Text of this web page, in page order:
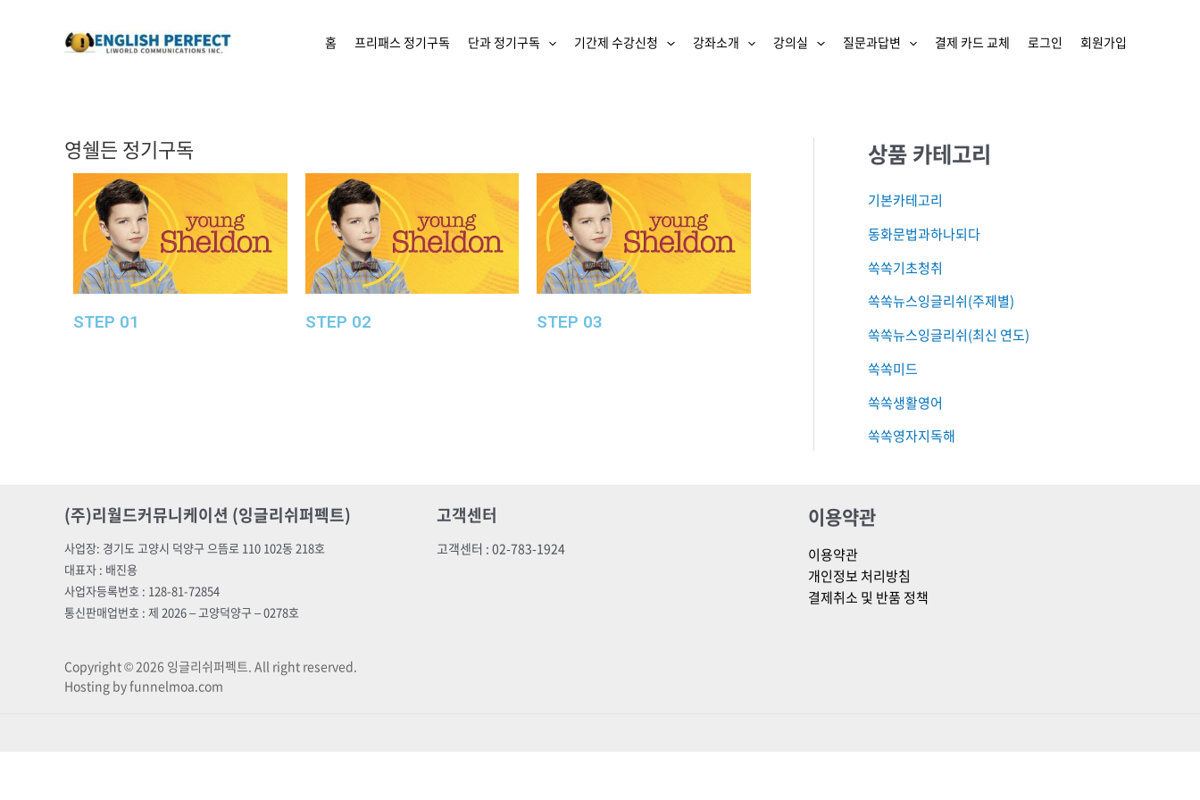
홈 프리패스 정기구독 단과 정기구독 기간제 수강신청 강좌소개 강의실 질문과답변 결제 카드 교체 로그인 회원가입
영쉘든 정기구독
STEP 01 STEP 02 STEP 03
상품 카테고리
기본카테고리
동화문법과하나되다
쏙쏙기초청취
쏙쏙뉴스잉글리쉬(주제별)
쏙쏙뉴스잉글리쉬(최신 연도)
쏙쏙미드
쏙쏙생활영어
쏙쏙영자지독해
(주)리월드커뮤니케이션 (잉글리쉬퍼펙트)
사업장: 경기도 고양시 덕양구 으뜸로 110 102동 218호
대표자 : 배진용
사업자등록번호 : 128-81-72854
통신판매업번호 : 제 2026 – 고양덕양구 – 0278호
Copyright © 2026 잉글리쉬퍼펙트. All right reserved.
Hosting by funnelmoa.com
고객센터
고객센터 : 02-783-1924
이용약관
이용약관
개인정보 처리방침
결제취소 및 반품 정책